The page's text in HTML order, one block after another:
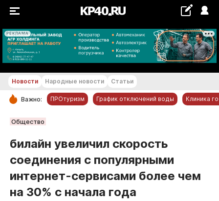
РЕКЛАМА
+27...+28 °С
РУБРИКИ
Обнинск
Новости компаний
Статьи
Народные новости
Авто и транспорт
Новости Народные новости Статьи
Важно: ПРОтуризм График отключений воды Клиника
Общество
билайн увеличил скорость
соединения с популярными
интернет-сервисами более чем
на 30% с начала года